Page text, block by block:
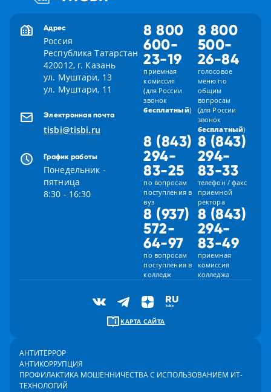
Адрес
Россия
Республика Татарстан
420012, г. Казань
ул. Муштари, 13
ул. Муштари, 11
Электронная почта
tisbi@tisbi.ru
График работы
Понедельник -
пятница
8:30 - 16:30
8 800
600-
23-19
приемная
комиссия
(для России
звонок
бесплатный)
8 800
500-
26-84
голосовое
меню по
общим
вопросам
(для России
звонок
бесплатный)
8 (843)
294-
83-25
по вопросам
поступления в
вуз
8 (843)
294-
83-33
телефон / факс
приемной
ректора
8 (937)
572-
64-97
по вопросам
поступления в
колледж
8 (843)
294-
83-49
приемная
комиссия
колледжа
КАРТА САЙТА
АНТИТЕРРОР
АНТИКОРРУПЦИЯ
ПРОФИЛАКТИКА МОШЕННИЧЕСТВА С ИСПОЛЬЗОВАНИЕМ ИТ-
ТЕХНОЛОГИЙ